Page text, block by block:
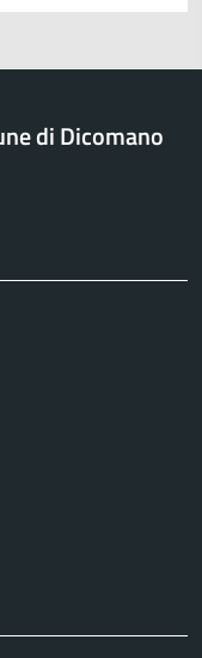
di Dicomano